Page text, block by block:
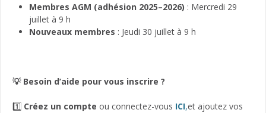
Membres AGM (adhésion 2025–2026) : Mercredi 29
juillet à 9 h
Nouveaux membres : Jeudi 30 juillet à 9 h
💡 Besoin d’aide pour vous inscrire ?
1️⃣ Créez un compte ou connectez-vous ICI,et ajoutez vos